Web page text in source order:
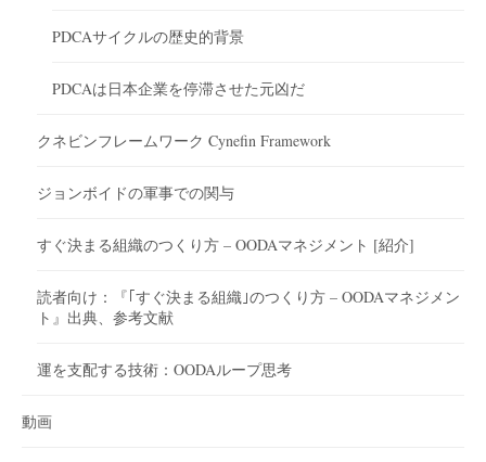
PDCAサイクルの歴史的背景
PDCAは日本企業を停滞させた元凶だ
クネビンフレームワーク Cynefin Framework
ジョンボイドの軍事での関与
すぐ決まる組織のつくり方 – OODAマネジメント [紹介]
読者向け：『｢すぐ決まる組織｣のつくり方 – OODAマネジメン
ト』出典、参考文献
運を支配する技術：OODAループ思考
動画